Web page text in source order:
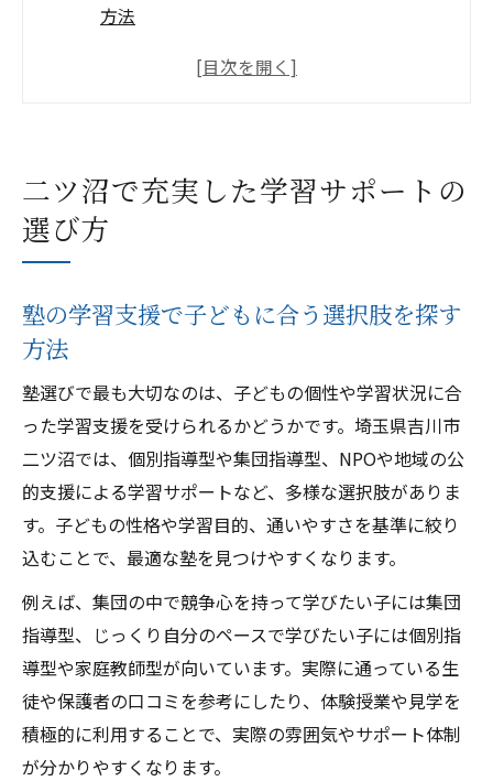
方法
学習サポートが充実した塾の特徴を見極め
塾の学習環境とサポート内容の比較ポイン
ト
塾や支援を通じた安心の居場所作り
学習支援付きの塾がもたらす心地よい環境
とは
子どもが通いやすい塾の居場所づくりのポ
イント
塾と学習サポートでつながる地域の安心感
塾の学習支援が不登校支援に役立つポイン
子どものための塾選びに迷った時の視点
塾選びで学習サポートと安心感を両立させ
る方法
子どもに必要な学習サポートを見極める塾
二ツ沼で充実した学習サポートの
選び方
塾の学習支援で子どもに合う選択肢を探す
方法
塾選びで最も大切なのは、子どもの個性や学習状況に合
った学習支援を受けられるかどうかです。埼玉県吉川市
二ツ沼では、個別指導型や集団指導型、NPOや地域の公
的支援による学習サポートなど、多様な選択肢がありま
す。子どもの性格や学習目的、通いやすさを基準に絞り
込むことで、最適な塾を見つけやすくなります。
例えば、集団の中で競争心を持って学びたい子には集団
指導型、じっくり自分のペースで学びたい子には個別指
導型や家庭教師型が向いています。実際に通っている生
徒や保護者の口コミを参考にしたり、体験授業や見学を
積極的に利用することで、実際の雰囲気やサポート体制
が分かりやすくなります。